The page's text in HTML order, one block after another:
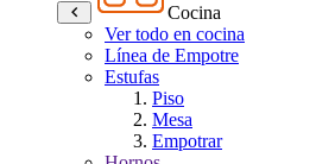
Cocina
Ver todo en cocina
Línea de Empotre
Estufas
Piso
Mesa
Empotrar